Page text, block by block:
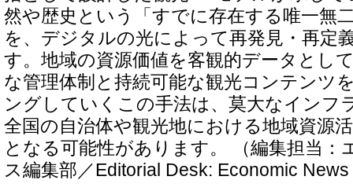
然や歴史という「すでに存在する唯一無
を、デジタルの光によって再発見・再定
す。地域の資源価値を客観的データとし
な管理体制と持続可能な観光コンテンツ
ングしていくこの手法は、莫大なインフ
全国の自治体や観光地における地域資源
となる可能性があります。 （編集担当：
ス編集部／Editorial Desk: Economic